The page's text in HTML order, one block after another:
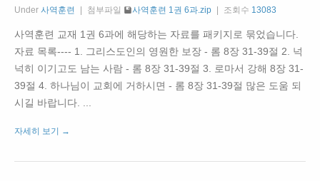
Under 사역훈련 첨부파일 사역훈련 1권 6과.zip 조회수 13083
사역훈련 교재 1권 6과에 해당하는 자료를 패키지로 묶었습니다.
자료 목록---- 1. 그리스도인의 영원한 보장 - 롬 8장 31-39절 2. 넉
넉히 이기고도 남는 사람 - 롬 8장 31-39절 3. 로마서 강해 8장 31-
39절 4. 하나님이 교회에 거하시면 - 롬 8장 31-39절 많은 도움 되
시길 바랍니다. ...
자세히 보기 →